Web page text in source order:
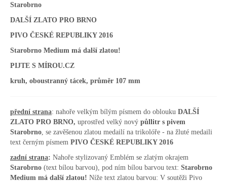
Starobrno
DALŠÍ ZLATO PRO BRNO
PIVO ČESKÉ REPUBLIKY 2016
Starobrno Medium má další zlatou!
PIJTE S MÍROU.CZ
kruh, oboustranný tácek, průměr 107 mm
přední strana: nahoře velkým bílým písmem do oblouku DALŠÍ
ZLATO PRO BRNO, uprostřed velký nový půllitr s pivem
Starobrno , se zavěšenou zlatou medailí na trikolóře - na žluté medaili
text černým písmem PIVO ČESKÉ REPUBLIKY 2016
zadní strana: Nahoře stylizovaný Emblém se zlatým okrajem
Starobrno (text bílou barvou), pod ním bílou barvou text: Starobrno
Medium má další zlatou! Níže text zlatou barvou: V soutěži Pivo